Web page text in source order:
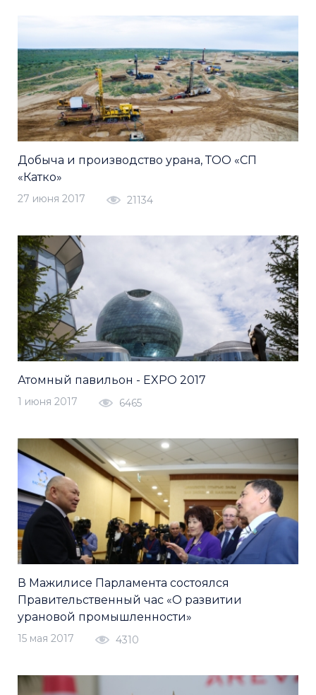
Добыча и производство урана, ТОО «СП
«Катко»
27 июня 2017 21134
Атомный павильон - EXPO 2017
1 июня 2017 6465
В Мажилисе Парламента состоялся
Правительственный час «О развитии
урановой промышленности»
15 мая 2017 4310